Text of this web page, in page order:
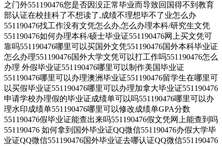
之门外551190476您是否因没正常毕业而导致回国得不到教育
部认证在校挂科了不想读了,成绩不理想毕不了业怎么办
551190476找工作没有文凭怎么办,怎么办理本科/研究生文凭
551190476如何办理本科/硕士毕业证551190476网上买文凭可
靠吗551190476哪里可以买国外文凭551190476国外本科毕业证
怎么办理551190476国外大学文凭可以打工作吗551190476怎么
办理 外假毕业证551190476哪里可以制作美国毕业证
551190476哪里可以办理澳洲毕业证551190476留学生在哪里可
以买假毕业证551190476哪里可以办理加拿大毕业证551190476
申请学校办理假的毕业证成绩单可以吗551190476哪里可以办
理水印成绩单551190476哪里可以修改成绩单GPA分数
551190476假毕业证能查出来吗551190476假文凭网上能查到吗
551190476 如何拿到国外毕业证QQ微信551190476办假大学毕
业证QQ微信551190476国外毕业证去哪认证QQ微信551190476